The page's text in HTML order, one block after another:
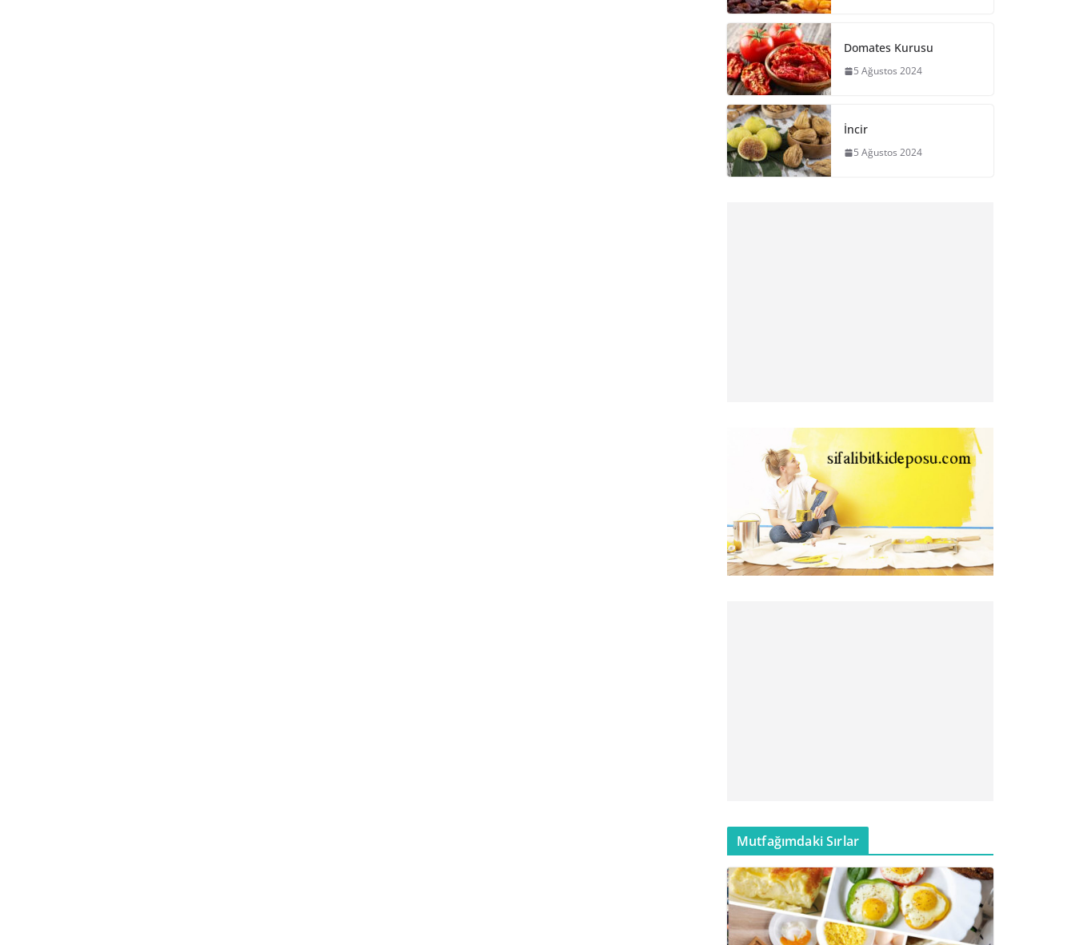
Domates Kurusu
5 Ağustos 2024
İncir
5 Ağustos 2024
Mutfağımdaki Sırlar